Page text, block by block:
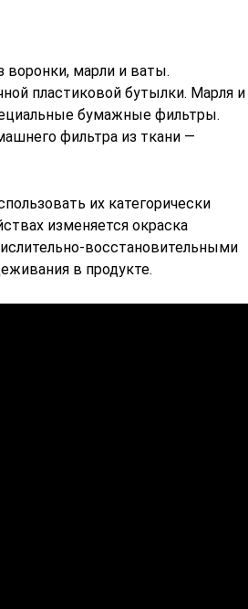
воронки, марли и ваты.
пластиковой бутылки. Марля и
бумажные фильтры.
фильтра из ткани —
их категорически
изменяется окраска
восстановительными
в продукте.